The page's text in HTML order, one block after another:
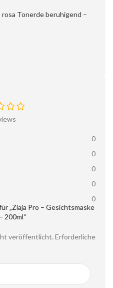
Tonerde beruhigend –
0
0
0
0
0
„Ziaja Pro – Gesichtsmaske
200ml“
veröffentlicht. Erforderliche